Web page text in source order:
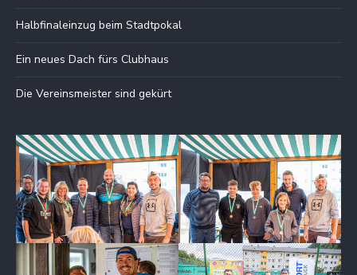
Halbfinaleinzug beim Stadtpokal
Ein neues Dach fürs Clubhaus
Die Vereinsmeister sind gekürt